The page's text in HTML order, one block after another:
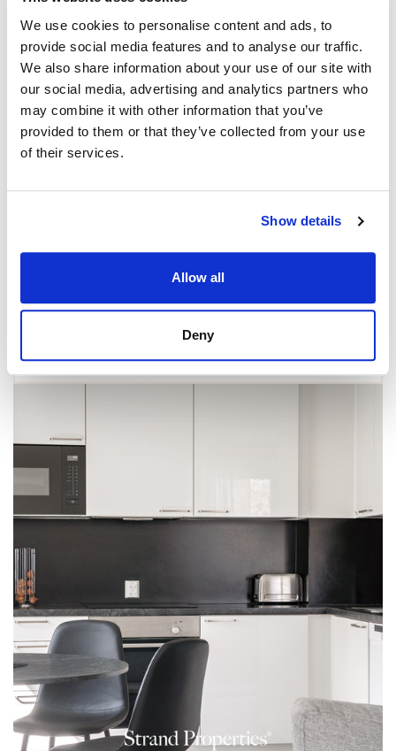
We use cookies to personalise content and ads, to
provide social media features and to analyse our traffic.
We also share information about your use of our site with
our social media, advertising and analytics partners who
may combine it with other information that you’ve
provided to them or that they’ve collected from your use
of their services.
Show details
Allow all
Deny
PUUTALO-OSAKE, TURKU
Kupittaankatu 87, Martti